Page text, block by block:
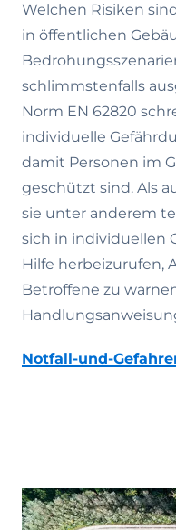
Welchen Risiken
in öffentlichen
schlimmstenfalls
Norm EN 62820
individuelle
damit Personen im
geschützt sind. Als
sie unter anderem
sich in individuellen
Hilfe herbeizurufen,
Betroffene zu
Notfall-und-